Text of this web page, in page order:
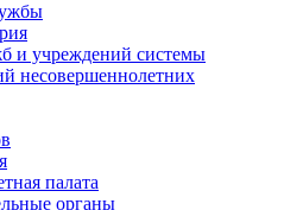
и учреждений системы
несовершеннолетних
палата
органы